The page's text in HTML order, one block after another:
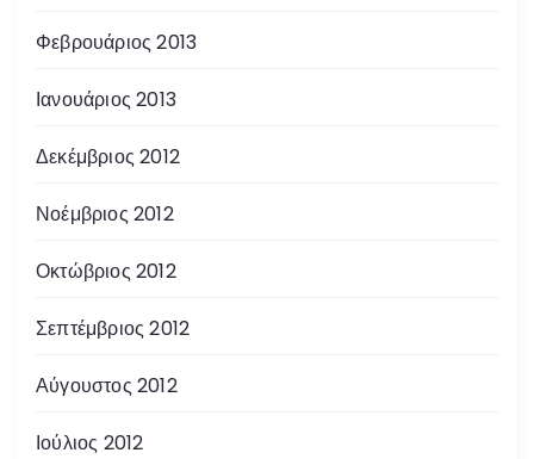
Φεβρουάριος 2013
Ιανουάριος 2013
Δεκέμβριος 2012
Νοέμβριος 2012
Οκτώβριος 2012
Σεπτέμβριος 2012
Αύγουστος 2012
Ιούλιος 2012